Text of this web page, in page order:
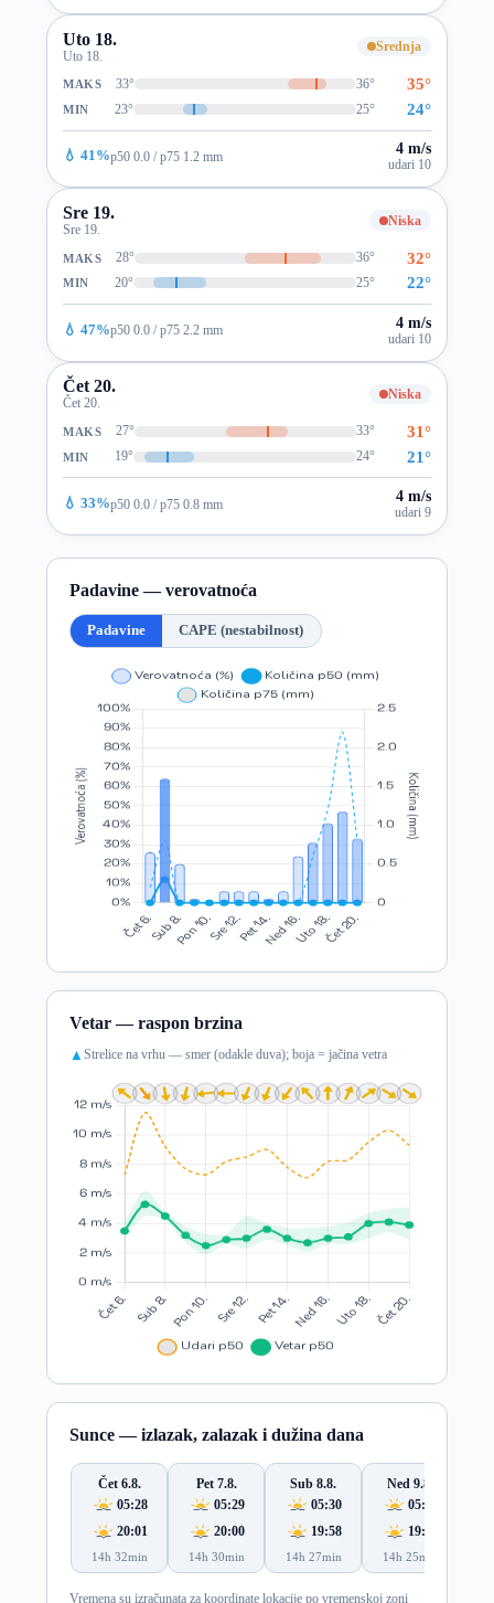
Uto 18.
Uto 18.
Srednja
MAKS 33° 36° 35°
MIN 23° 25° 24°
💧 41%p50 0.0 / p75 1.2 mm 4 m/s
udari 10
Sre 19.
Sre 19.
Niska
MAKS 28° 36° 32°
MIN 20° 25° 22°
💧 47%p50 0.0 / p75 2.2 mm 4 m/s
udari 10
Čet 20.
Čet 20.
Niska
MAKS 27° 33° 31°
MIN 19° 24° 21°
💧 33%p50 0.0 / p75 0.8 mm 4 m/s
udari 9
Padavine — verovatnoća
Padavine CAPE (nestabilnost)
Vetar — raspon brzina
▲ Strelice na vrhu — smer (odakle duva); boja = jačina vetra
Sunce — izlazak, zalazak i dužina dana
Čet 6.8.
05:28
20:01
14h 32min
Pet 7.8.
05:29
20:00
14h 30min
Sub 8.8.
05:30
19:58
14h 27min
Ned 9.8.
05:32
19:57
14h 25min
Vremena su izračunata za koordinate lokacije po vremenskoj zoni